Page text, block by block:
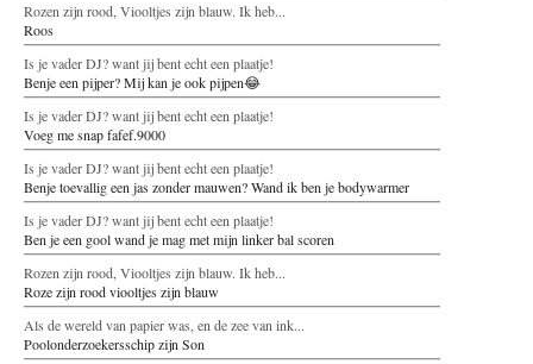
Rozen zijn rood, Viooltjes zijn blauw. Ik heb...
Roos
Is je vader DJ? want jij bent echt een plaatje!
Benje een pijper? Mij kan je ook pijpen😂
Is je vader DJ? want jij bent echt een plaatje!
Voeg me snap fafef.9000
Is je vader DJ? want jij bent echt een plaatje!
Benje toevallig een jas zonder mauwen? Wand ik ben je bodywarmer
Is je vader DJ? want jij bent echt een plaatje!
Ben je een gool wand je mag met mijn linker bal scoren
Rozen zijn rood, Viooltjes zijn blauw. Ik heb...
Roze zijn rood viooltjes zijn blauw
Als de wereld van papier was, en de zee van ink...
Poolonderzoekersschip zijn Son